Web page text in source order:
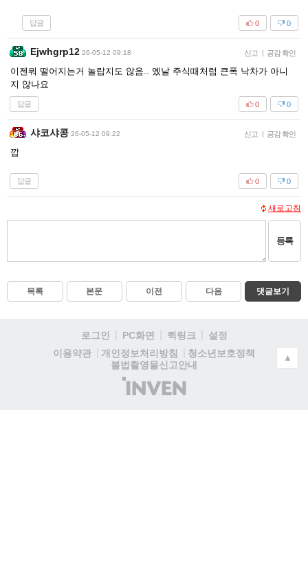
답글 0
0
Ejwhgrp12 26-05-12 09:18 신고 | 공감 확인
이젠뭐 떨어지는거 놀랍지도 않음.. 옜날 주식때처럼 큰폭 낙차가 아니
지 않나요
답글 0
0
샤코샤콩 26-05-12 09:22 신고 | 공감 확인
깝
답글 0
0
새로고침
등록
목록 본문 이전 다음 댓글보기
로그인 PC화면 퀵링크
설정
이용약관
개인정보처리방침
청소년보호정책
불법촬영물신고안내
(주)
인
▲